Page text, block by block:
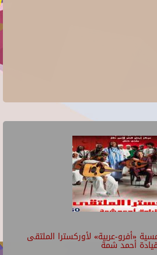
«أفرو-عربية» لأوركسترا الملتقى
أحمد شمة